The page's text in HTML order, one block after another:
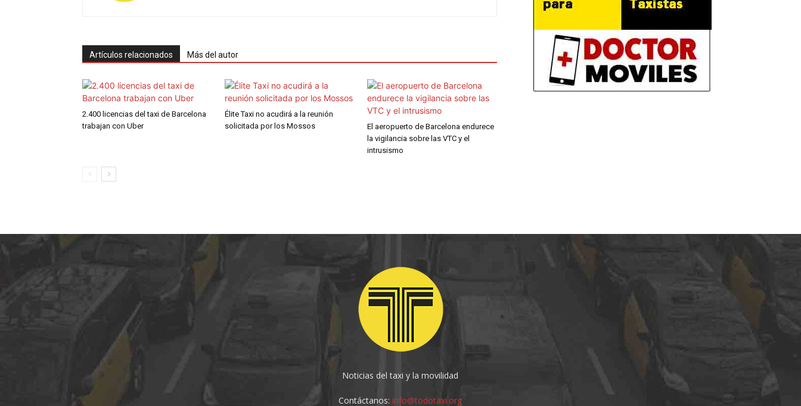
Artículos relacionados Más del autor
2.400 licencias del taxi de Barcelona
trabajan con Uber
Élite Taxi no acudirá a la reunión
solicitada por los Mossos
El aeropuerto de Barcelona endurece
la vigilancia sobre las VTC y el
intrusismo
Noticias del taxi y la movilidad
Contáctanos:info@todotaxi.org